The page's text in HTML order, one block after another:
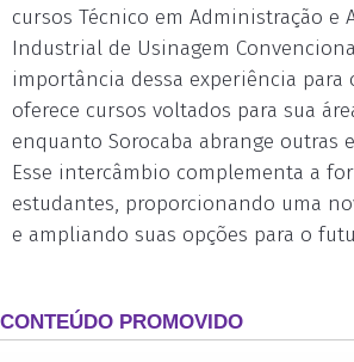
cursos Técnico em Administração e
Industrial de Usinagem
importância dessa experiência para
oferece cursos voltados para sua
enquanto Sorocaba abrange outras
Esse intercâmbio complementa a
estudantes, proporcionando uma
e ampliando suas opções para o